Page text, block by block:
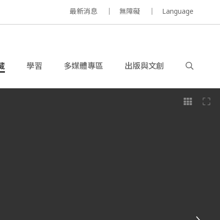
最新消息 無障礙 Language
學習 多媒體專區 出版與文創